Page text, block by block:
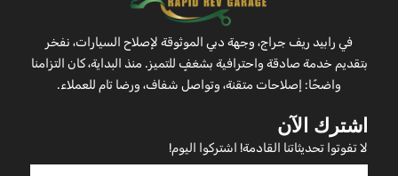
في رابيد ريف جراج، وجهة دبي الموثوقة لإصلاح السيارات، نفخر
بتقديم خدمة صادقة واحترافية بشغفٍ للتميز. منذ البداية، كان التزامنا
واضحًا: إصلاحات متقنة، وتواصل شفاف، ورضا تام للعملاء.
اشترك الآن
لا تفوتوا تحديثاتنا القادمة! اشتركوا اليوم!